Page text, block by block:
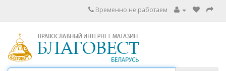
Временно не работаем